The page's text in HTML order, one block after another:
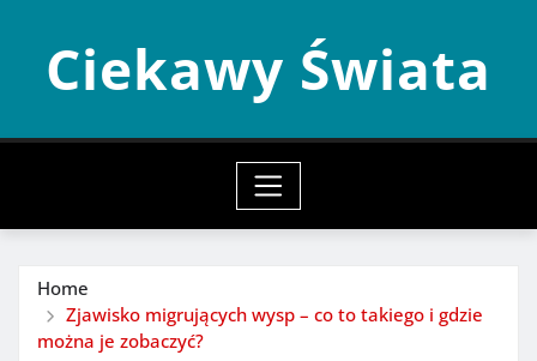
contentCiekawy Świata
Home
Zjawisko migrujących wysp – co to takiego i gdzie
można je zobaczyć?